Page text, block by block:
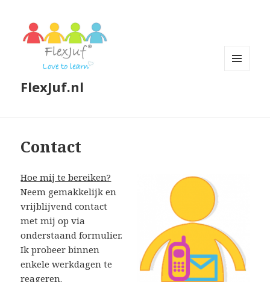
FlexJuf.nl
Contact
Hoe mij te bereiken?
Neem gemakkelijk en
vrijblijvend contact
met mij op via
onderstaand formulier.
Ik probeer binnen
enkele werkdagen te
reageren.